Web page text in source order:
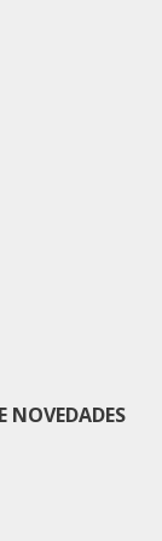
NOVEDADES